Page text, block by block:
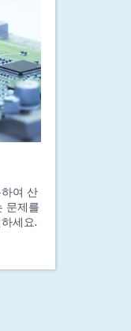
여 산
문제를
세요.